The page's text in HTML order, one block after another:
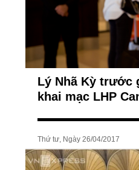
Lý Nhã Kỳ trước
khai mạc LHP
Thứ tư, Ngày 26/04/2017